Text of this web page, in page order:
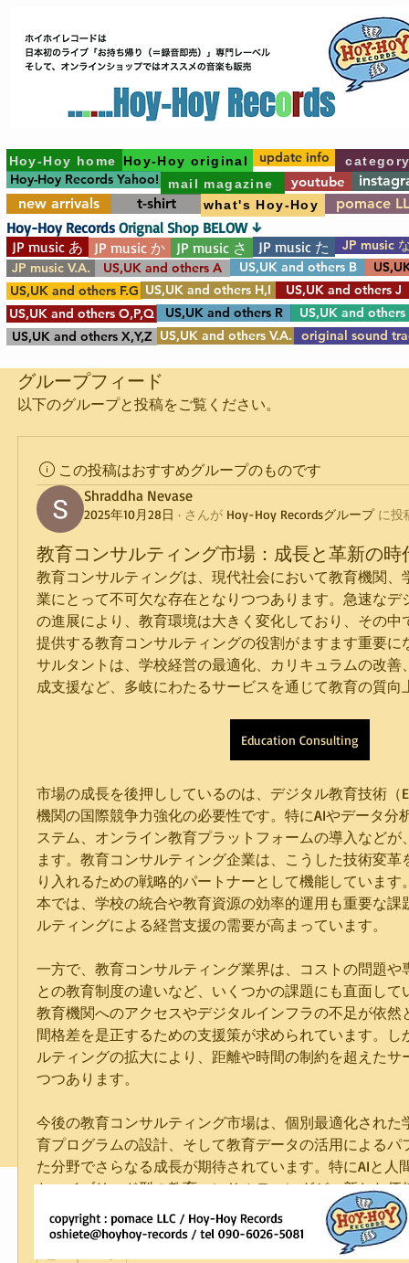
Hoy-Hoy home Hoy-Hoy original
Hoy-Hoy Records Yahoo! mail magazine youtube
new arrivals
t-shirt what's Hoy-Hoy pomace
update info
JP music あ JP music か JP music さ JP music た
JP music
JP music V.A.
US,UK and others A US,UK and others B
US,UK and others F.G US,UK and others H,I
US,UK and others J
US,UK and others O,P,Q
US,UK and others
US,UK and others R
US,UK and others X,Y,Z US,UK and others V.A. original sound
Hoy-Hoy Records Orignal Shop BELOW ↓
グループフィード
以下のグループと投稿をご覧ください。
この投稿はおすすめグループのものです
Shraddha Nevase
2025年10月28日 · さんが Hoy-Hoy Recordsグループに投
教育コンサルティング市場：成長と革新の時
教育コンサルティングは、現代社会において教育機関、
業にとって不可欠な存在となりつつあります。急速なデ
の進展により、教育環境は大きく変化しており、その中
提供する教育コンサルティングの役割がますます重要に
サルタントは、学校経営の最適化、カリキュラムの改善
成支援など、多岐にわたるサービスを通じて教育の質向
Education Consulting
市場の成長を後押ししているのは、デジタル教育技術（
機関の国際競争力強化の必要性です。特にAIやデータ分
ステム、オンライン教育プラットフォームの導入などが
ます。教育コンサルティング企業は、こうした技術変
り入れるための戦略的パートナーとして機能していま
本では、学校の統合や教育資源の効率的運用も重要な課
ルティングによる経営支援の需要が高まっています。
一方で、教育コンサルティング業界は、コストの問題や
との教育制度の違いなど、いくつかの課題にも直面して
教育機関へのアクセスやデジタルインフラの不足が依然
間格差を是正するための支援策が求められています。し
ルティングの拡大により、距離や時間の制約を超えたサ
つつあります。
今後の教育コンサルティング市場は、個別最適化された
育プログラムの設計、そして教育データの活用によるパ
た分野でさらなる成長が期待されています。特にAIと人
たハイブリッド型の教育コンサルティングが、新たな価
ます。教育の未来を導くパートナーとして、教育コン
れからも高まり続けるでしょう。